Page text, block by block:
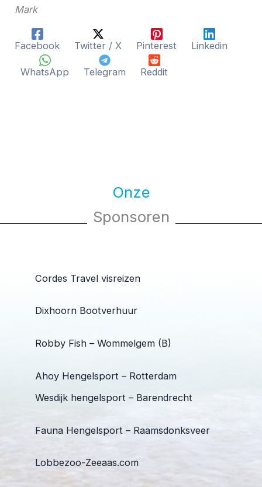
Mark
Facebook Twitter / X Pinterest Linkedin
WhatsApp Telegram Reddit
Onze
Sponsoren
Cordes Travel visreizen
Dixhoorn Bootverhuur
Robby Fish – Wommelgem (B)
Ahoy Hengelsport – Rotterdam
Wesdijk hengelsport – Barendrecht
Fauna Hengelsport – Raamsdonksveer
Lobbezoo-Zeeaas.com